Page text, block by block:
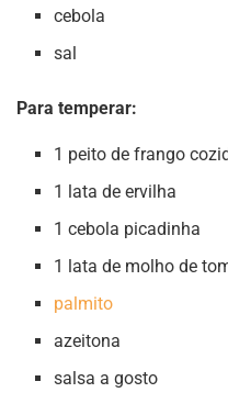
cebola
sal
Para temperar:
1 peito de frango
1 lata de ervilha
1 cebola picadinha
1 lata de molho de
palmito
azeitona
salsa a gosto